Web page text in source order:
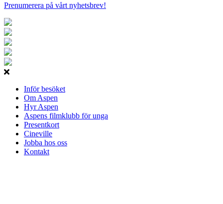
Prenumerera på vårt nyhetsbrev!
Inför besöket
Om Aspen
Hyr Aspen
Aspens filmklubb för unga
Presentkort
Cineville
Jobba hos oss
Kontakt